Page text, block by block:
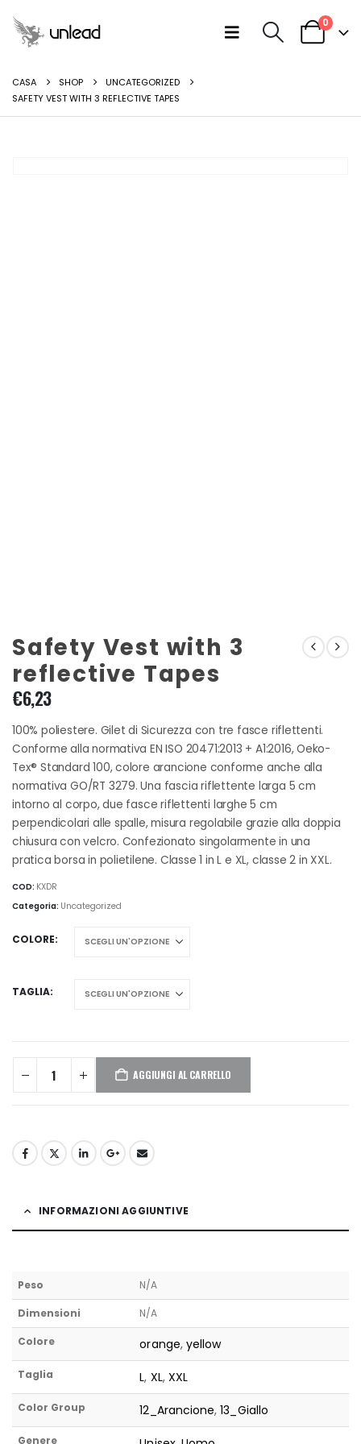
0
CASA SHOP
UNCATEGORIZED
SAFETY VEST WITH 3 REFLECTIVE TAPES
Safety Vest with 3
reflective Tapes
€6,23
100% poliestere. Gilet di Sicurezza con tre fasce riflettenti.
Conforme alla normativa EN ISO 20471:2013 + A1:2016, Oeko-
Tex® Standard 100, colore arancione conforme anche alla
normativa GO/RT 3279. Una fascia riflettente larga 5 cm
intorno al corpo, due fasce riflettenti larghe 5 cm
perpendicolari alle spalle, misura regolabile grazie alla doppia
chiusura con velcro. Confezionato singolarmente in una
pratica borsa in polietilene. Classe 1 in L e XL, classe 2 in XXL.
COD: KXDR
Categoria: Uncategorized
COLORE
TAGLIA
AGGIUNGI AL CARRELLO
INFORMAZIONI AGGIUNTIVE
Peso N/A
Dimensioni N/A
Colore orange, yellow
Taglia L, XL, XXL
Color Group 12_Arancione,13_Giallo
Genere